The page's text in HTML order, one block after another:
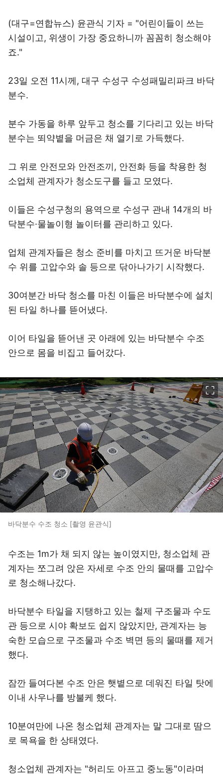
(대구=연합뉴스) 윤관식 기자 = "어린이들이 쓰는
시설이고, 위생이 가장 중요하니까 꼼꼼히 청소해야
죠."
23일 오전 11시께, 대구 수성구 수성패밀리파크 바닥
분수.
분수 가동을 하루 앞두고 청소를 기다리고 있는 바닥
분수는 뙤약볕을 머금은 채 열기로 가득했다.
그 위로 안전모와 안전조끼, 안전화 등을 착용한 청
소업체 관계자가 청소도구를 들고 모였다.
이들은 수성구청의 용역으로 수성구 관내 14개의 바
닥분수·물놀이형 놀이터를 관리하고 있다.
업체 관계자들은 청소 준비를 마치고 뜨거운 바닥분
수 위를 고압수와 솔 등으로 닦아나가기 시작했다.
30여분간 바닥 청소를 마친 이들은 바닥분수에 설치
된 타일 하나를 뜯어냈다.
이어 타일을 뜯어낸 곳 아래에 있는 바닥분수 수조
안으로 몸을 비집고 들어갔다.
바닥분수 수조 청소 [촬영 윤관식]
수조는 1m가 채 되지 않는 높이였지만, 청소업체 관
계자는 쪼그려 앉은 자세로 수조 안의 물때를 고압수
로 청소해나갔다.
바닥분수 타일을 지탱하고 있는 철제 구조물과 수도
관 등으로 시야 확보도 쉽지 않았지만, 관계자는 능
숙한 모습으로 구조물과 수조 벽면 등의 물때를 제거
했다.
잠깐 들여다본 수조 안은 햇볕으로 데워진 타일 탓에
이내 사우나를 방불케 했다.
10분여만에 나온 청소업체 관계자는 말 그대로 땀으
로 목욕을 한 상태였다.
청소업체 관계자는 "허리도 아프고 중노동"이라며